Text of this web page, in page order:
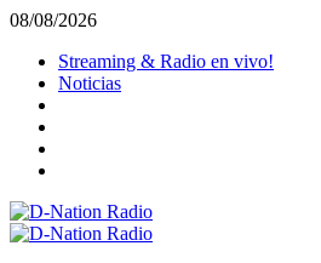
Saltar
contenido
08/08/2026
Streaming & Radio en vivo!
Noticias
Menú